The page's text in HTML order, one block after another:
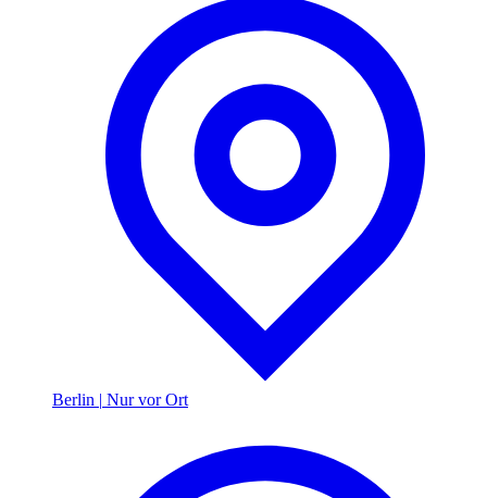
Berlin | Nur vor Ort